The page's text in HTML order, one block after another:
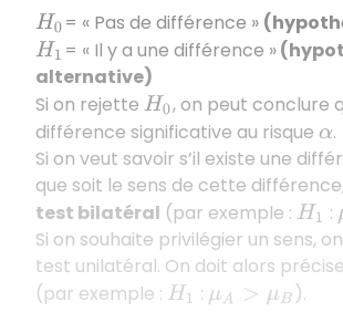
H0 = « Pas de différence »
H1 = « Il y a une différence »
alternative)
Si on rejette H0 , on peut conclure
différence significative au risque α .
Si on veut savoir s’il existe une
que soit le sens de cette
test bilatéral (par exemple : H1 :
Si on souhaite privilégier un sens,
test unilatéral. On doit alors
(par exemple : H1 : μA> μB ).